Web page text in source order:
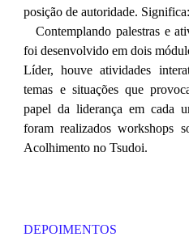
posição de autoridade.
Contemplando palestras e
foi desenvolvido em dois
Líder, houve atividades
temas e situações que
papel da liderança em cada
foram realizados workshops
Acolhimento no Tsudoi.
DEPOIMENTOS